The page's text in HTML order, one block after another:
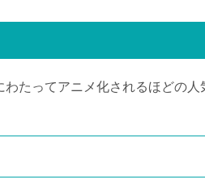
たってアニメ化されるほどの